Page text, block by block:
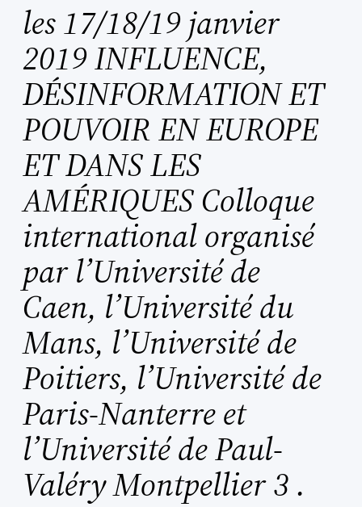
les 17/18/19 janvier
2019 INFLUENCE,
DÉSINFORMATION ET
POUVOIR EN EUROPE
ET DANS LES
AMÉRIQUES Colloque
international organisé
par l’Université de
Caen, l’Université du
Mans, l’Université de
Poitiers, l’Université de
Paris-Nanterre et
l’Université de Paul-
Valéry Montpellier 3 .